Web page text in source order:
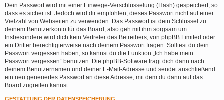
Dein Passwort wird mit einer Einwege-Verschlüsselung (Hash) gespeichert, so
dass es sicher ist. Jedoch wird dir empfohlen, dieses Passwort nicht auf einer
Vielzahl von Webseiten zu verwenden. Das Passwort ist dein Schlüssel zu
deinem Benutzerkonto für das Board, also geh mit ihm sorgsam um.
Insbesondere wird dich kein Vertreter des Betreibers, von phpBB Limited oder
ein Dritter berechtigterweise nach deinem Passwort fragen. Solltest du dein
Passwort vergessen haben, so kannst du die Funktion „Ich habe mein
Passwort vergessen“ benutzen. Die phpBB-Software fragt dich dann nach
deinem Benutzernamen und deiner E-Mail-Adresse und sendet anschließend
ein neu generiertes Passwort an diese Adresse, mit dem du dann auf das
Board zugreifen kannst.
GESTATTUNG DER DATENSPEICHERUNG